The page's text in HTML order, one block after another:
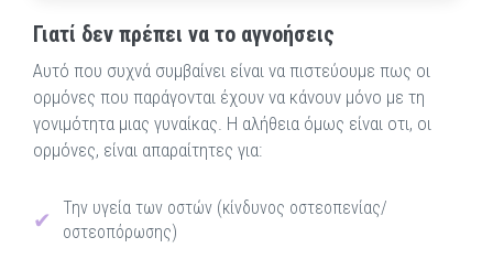
Γιατί δεν πρέπει να το αγνοήσεις
Αυτό που συχνά συμβαίνει είναι να πιστεύουμε πως οι
ορμόνες που παράγονται έχουν να κάνουν μόνο με τη
γονιμότητα μιας γυναίκας. Η αλήθεια όμως είναι οτι, οι
ορμόνες, είναι απαραίτητες για:
Την υγεία των οστών (κίνδυνος οστεοπενίας/
οστεοπόρωσης)